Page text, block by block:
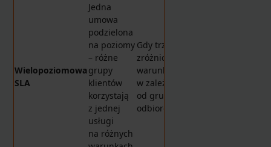
Wielopoziomowa
SLA
Jedna
umowa
podzielona
na poziomy
– różne
grupy
klientów
korzystają
z jednej
usługi
na różnych
Gdy trzeba
zróżnicować
warunki
w zależności
od grupy
odbiorców.